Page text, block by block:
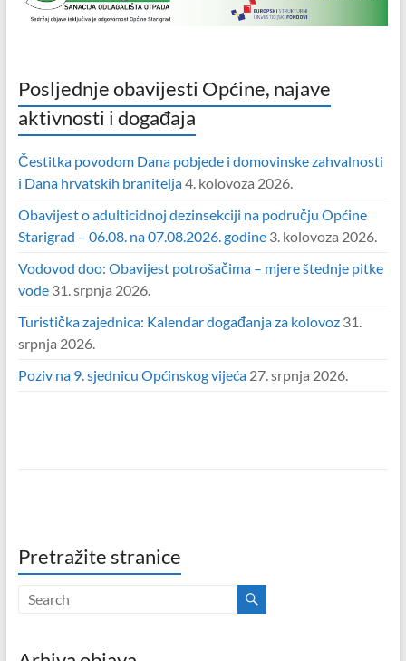
Posljednje obavijesti Općine, najave
aktivnosti i događaja
Čestitka povodom Dana pobjede i domovinske zahvalnosti
i Dana hrvatskih branitelja4. kolovoza 2026.
Obavijest o adulticidnoj dezinsekciji na području Općine
Starigrad – 06.08. na 07.08.2026. godine 3. kolovoza 2026.
Vodovod doo: Obavijest potrošačima – mjere štednje pitke
vode 31. srpnja 2026.
Turistička zajednica: Kalendar događanja za kolovoz 31.
srpnja 2026.
Poziv na 9. sjednicu Općinskog vijeća 27. srpnja 2026.
Pretražite stranice